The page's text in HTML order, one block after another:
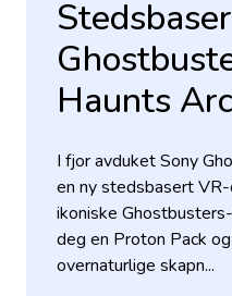
Haunts
I fjor avduket Sony
en ny stedsbasert
ikoniske
deg en Proton Pack
overnaturlige skapn...